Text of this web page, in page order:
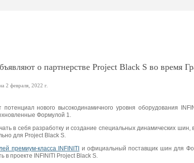
о партнерстве Project Black S во время
2 февраля, 2022 г.
потенциал нового высокодинамичного уровня оборудования
Формулой 1.
в себя разработку и создание специальных динамических
для Project Black S.
премиум-класса INFINITI и официальный поставщик шин для
в проекте INFINITI Project Black S.